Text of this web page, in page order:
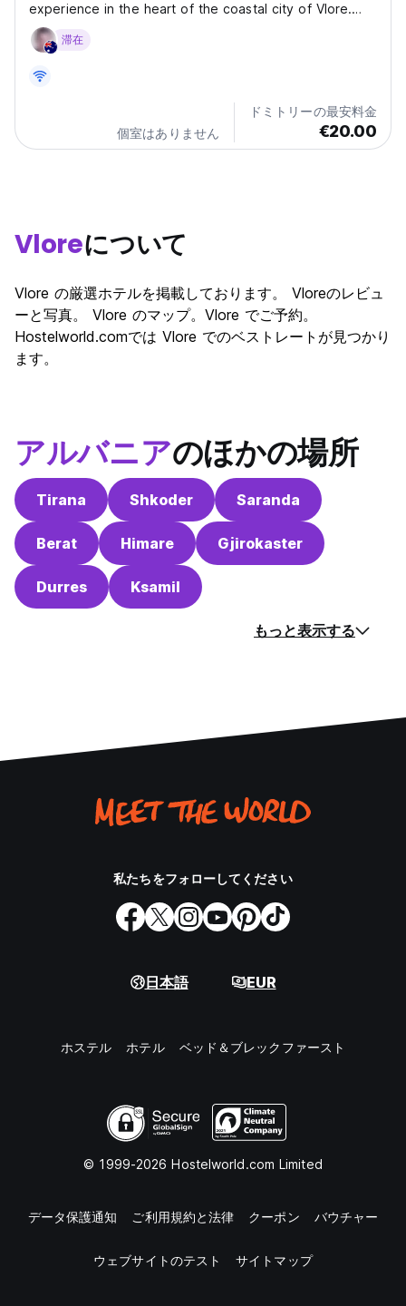
experience in the heart of the coastal city of Vlore.
Designed with both comfort and privacy in mind, the
hotel features innovative capsule-style rooms that
滞在
個室はありません
ドミトリーの最安料金
€20.00
Vloreについて
Vlore の厳選ホテルを掲載しております。 Vloreのレビュ
ーと写真。 Vlore のマップ。Vlore でご予約。
Hostelworld.comでは Vlore でのベストレートが見つかり
ます。
アルバニアのほかの場所
Tirana Shkoder Saranda
Berat Himare Gjirokaster
Durres Ksamil
もっと表示する
私たちをフォローしてください
日本語 EUR
ホステル ホテル ベッド＆ブレックファースト
© 1999-2026 Hostelworld.com Limited
データ保護通知 ご利用規約と法律 クーポン バウチャー
ウェブサイトのテスト サイトマップ